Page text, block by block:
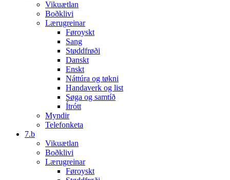
Vikuætlan
Boðklivi
Lærugreinar
Føroyskt
Sang
Støddfrøði
Danskt
Enskt
Náttúra og tøkni
Handaverk og list
Søga og samtíð
Ítrótt
Myndir
Telefonketa
7.b
Vikuætlan
Boðklivi
Lærugreinar
Føroyskt